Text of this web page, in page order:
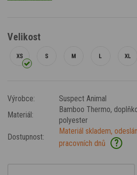
Velikost
Výrobce:
Suspect Animal
Materiál:
Bamboo Thermo,
polyester
Dostupnost:
Materiál skladem,
pracovních dnů
?